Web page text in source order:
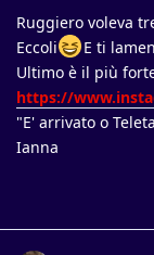
Ruggiero voleva
Eccoli
E ti
Ultimo è il più
https://
"E' arrivato o
Ianna